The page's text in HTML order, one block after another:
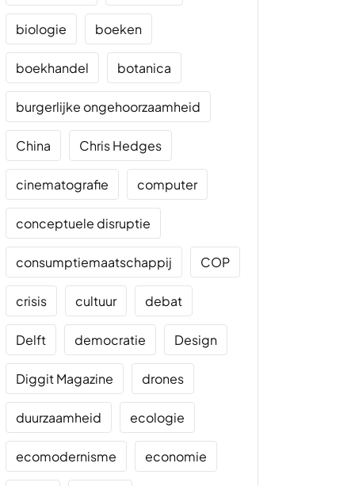
biologie boeken
boekhandel botanica
burgerlijke ongehoorzaamheid
China Chris Hedges
cinematografie computer
conceptuele disruptie
consumptiemaatschappij COP
crisis cultuur debat
Delft democratie Design
Diggit Magazine drones
duurzaamheid ecologie
ecomodernisme economie